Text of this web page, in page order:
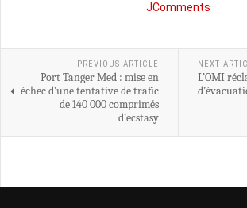
JComments
PREVIOUS ARTICLE
Port Tanger Med : mise en
échec d’une tentative de trafic
de 140 000 comprimés
d’ecstasy
NEXT
L’OMI